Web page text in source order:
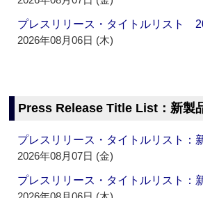
プレスリリース・タイトルリスト
2026年08月06日 (木)
Press Release Title List：新製
プレスリリース・タイトルリスト
2026年08月07日 (金)
プレスリリース・タイトルリスト